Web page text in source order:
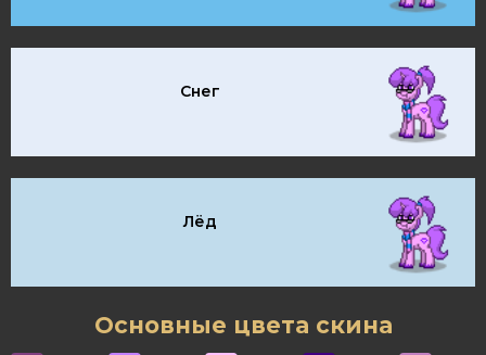
Снег
Лёд
Основные цвета скина